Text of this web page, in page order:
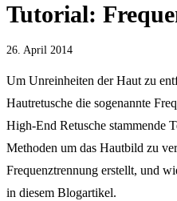
Tutorial:
26. April 2014
Um Unreinheiten der Haut zu
Hautretusche die sogenannte
High-End Retusche stammende
Methoden um das Hautbild zu
Frequenztrennung erstellt, und
in diesem Blogartikel.